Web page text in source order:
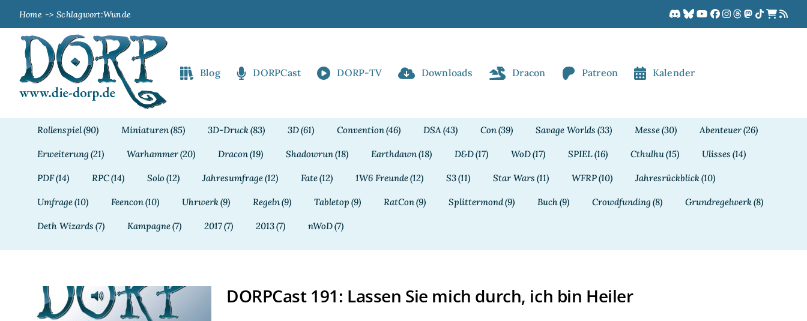
springen
Home Schlagwort:Wunde
Blog DORPCast DORP-TV Downloads Dracon Patreon Kalender
Rollenspiel(90) Miniaturen(85) 3D-Druck(83) 3D(61) Convention(46) DSA(43) Con(39) Savage Worlds (33) Messe(30) Abenteuer(26)
Erweiterung (21) Warhammer(20) Dracon(19) Shadowrun(18) Earthdawn(18) D&D(17) WoD(17) SPIEL(16) Cthulhu(15) Ulisses (14)
PDF(14) RPC(14) Solo(12) Jahresumfrage(12) Fate(12) 1W6 Freunde(12) S3(11) Star Wars (11) WFRP(10) Jahresrückblick(10)
Umfrage(10) Feencon(10) Uhrwerk(9) Regeln(9) Tabletop (9) RatCon(9) Splittermond(9) Buch(9) Crowdfunding (8) Grundregelwerk(8)
Deth Wizards (7) Kampagne(7) 2017(7) 2013(7) nWoD(7)
DORPCast 191: Lassen Sie mich durch, ich bin Heiler